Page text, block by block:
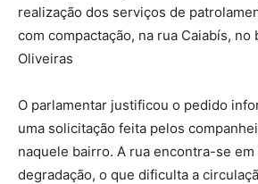
realização dos serviços de
com compactação, na rua Caiabís, no
Oliveiras
O parlamentar justificou o pedido
uma solicitação feita pelos
naquele bairro. A rua encontra-se em
degradação, o que dificulta a